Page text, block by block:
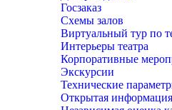
Госзаказ
Схемы залов
Виртуальный тур по
Интерьеры театра
Корпоративные
Экскурсии
Технические
Открытая информация